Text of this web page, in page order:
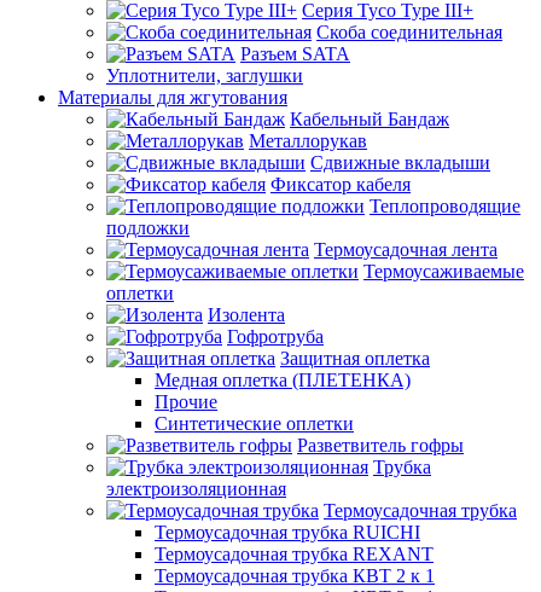
Серия Tyco Type III+
Скоба соединительная
Разъем SATA
Уплотнители, заглушки
Материалы для жгутования
Кабельный Бандаж
Металлорукав
Сдвижные вкладыши
Фиксатор кабеля
Теплопроводящие
подложки
Термоусадочная лента
Термоусаживаемые
оплетки
Изолента
Гофротруба
Защитная оплетка
Медная оплетка (ПЛЕТЕНКА)
Прочие
Синтетические оплетки
Разветвитель гофры
Трубка
электроизоляционная
Термоусадочная трубка
Термоусадочная трубка RUICHI
Термоусадочная трубка REXANT
Термоусадочная трубка КВТ 2 к 1